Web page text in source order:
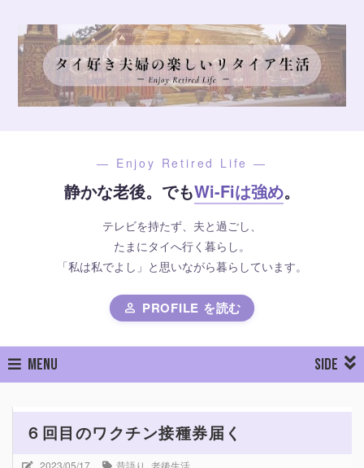
— Enjoy Retired Life —
静かな老後。でもWi-Fiは強め。
テレビを持たず、夫と過ごし、
たまにタイへ行く暮らし。
「私は私でよし」と思いながら暮らしています。
person PROFILE を読む
MENU SIDE
６回目のワクチン接種券届く
2023/05/17 昔語り 老後生活